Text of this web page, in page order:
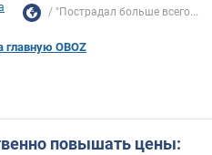
"Пострадал больше всего...
главную OBOZ
повышать цены: